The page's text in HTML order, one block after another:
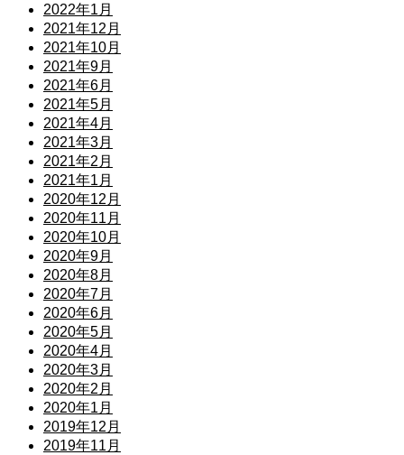
2022年1月
2021年12月
2021年10月
2021年9月
2021年6月
2021年5月
2021年4月
2021年3月
2021年2月
2021年1月
2020年12月
2020年11月
2020年10月
2020年9月
2020年8月
2020年7月
2020年6月
2020年5月
2020年4月
2020年3月
2020年2月
2020年1月
2019年12月
2019年11月